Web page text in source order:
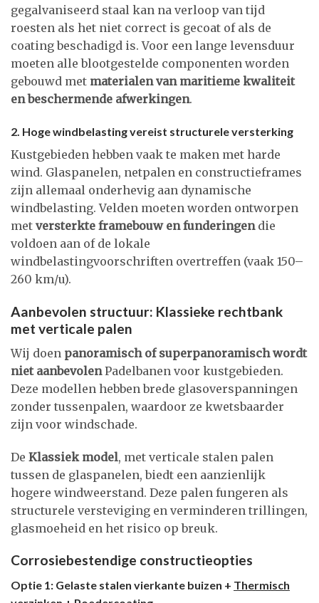
gegalvaniseerd staal kan na verloop van tijd
roesten als het niet correct is gecoat of als de
coating beschadigd is. Voor een lange levensduur
moeten alle blootgestelde componenten worden
gebouwd met materialen van maritieme kwaliteit
en beschermende afwerkingen.
2. Hoge windbelasting vereist structurele versterking
Kustgebieden hebben vaak te maken met harde
wind. Glaspanelen, netpalen en constructieframes
zijn allemaal onderhevig aan dynamische
windbelasting. Velden moeten worden ontworpen
met versterkte framebouw en funderingendie
voldoen aan of de lokale
windbelastingvoorschriften overtreffen (vaak 150–
260 km/u).
Aanbevolen structuur: Klassieke rechtbank
met verticale palen
Wij doen panoramisch of superpanoramisch wordt
niet aanbevolenPadelbanen voor kustgebieden.
Deze modellen hebben brede glasoverspanningen
zonder tussenpalen, waardoor ze kwetsbaarder
zijn voor windschade.
De Klassiek model, met verticale stalen palen
tussen de glaspanelen, biedt een aanzienlijk
hogere windweerstand. Deze palen fungeren als
structurele versteviging en verminderen trillingen,
glasmoeheid en het risico op breuk.
Corrosiebestendige constructieopties
Optie 1: Gelaste stalen vierkante buizen + Thermisch